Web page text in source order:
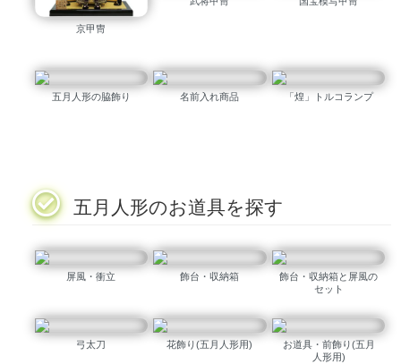
京甲冑
五月人形の脇飾り 名前入れ商品 「煌」トルコランプ
五月人形のお道具を探す
屏風・衝立 飾台・収納箱
飾台・収納箱と屏風の
セット
弓太刀 花飾り(五月人形用)
お道具・前飾り(五月
人形用)